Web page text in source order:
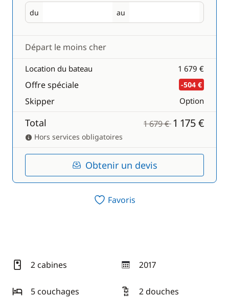
du
Départ au
Retour
Départ le moins cher
Location du bateau 1 679 €
Offre spéciale -504 €
Skipper Option
Total 1 679 €1 175 €
Hors services obligatoires
Obtenir un devis
Favoris
2 cabines 2017
année
5 couchages
2 douches